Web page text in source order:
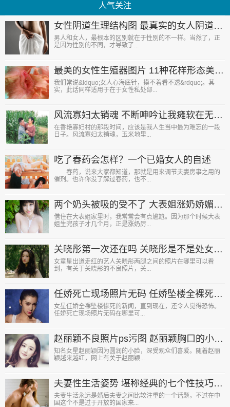
人气关注
女性阴道生理结构图 最真实的女人阴道图片
男人和女人，最根本的区别就在于性别的不一样。当然了，正
是因为性别的不同，才导致了...
最美的女性生殖器图片 11种花样形态美到暴
我们常说&ldquo;女人心海底针，摸不着看不透&rdquo;。其
实，此话同样适用于在于女性私处部...
风流寡妇太销魂 不断呻吟让我瘫软在无人的玉米地里
在香艳寡妇村的那段时间，应该是我人生当中最为难忘的一段
日子。风流寡妇太销魂，玉米地里...
吃了春药会怎样？一个已婚女人的自述
春药，说来大家都知道，那就是用来调节夫妻房事之用的
催剂。也许你没了解过春药，也不...
两个奶头被吸的受不了 大表姐涨奶娇媚求帮忙
借住在大表姐家里时，我常常会有点尴尬。因为那个时候大表
姐生完孩子才几个月，正是涨奶厉...
关晓彤第一次还在吗 关晓彤是不是处女真相令人好奇
女童星出道走红的艺人关晓彤两腿之间的照片在哪里可以看
到，有关于关晓彤的不良照片，关...
任娇死亡现场照片无码 任娇坠楼全裸死亡现场图画面触目惊心
女星任娇全裸坠楼惨死的新闻，直到现在，还令人觉得恐怖。
任娇死亡现场照片无码在哪里可...
赵丽颖不良照片ps污图 赵丽颖胸口的小粉头险些走光泄露
知名女星赵丽颖因为圆润的小脸，深受观众们喜爱。随着赵丽
颖越来越红，网上有关于赵丽颖...
夫妻性生活姿势 堪称经典的七个性技巧（图）
夫妻生活永远是婚后夫妻之间比较注重的一个话题，不过在中
国这个不是过于开放的国家来...